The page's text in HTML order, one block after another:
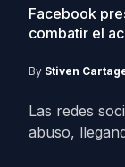
Facebook
combatir el
By Stiven
Las redes
abuso,